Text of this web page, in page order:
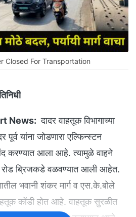
Closed For Transportation
News: दादर वाहतूक विभागाच्या
पूर्व यांना जोडणारा एल्फिन्स्टन
करण्यात आला आहे. त्यामुळे वाहने
रोड ब्रिजकडे वळवण्यात आली आहेत.
भवानी शंकर मार्ग व एस.के.बोले
कोंडी होत आहे. वाहतूक सुरळीत